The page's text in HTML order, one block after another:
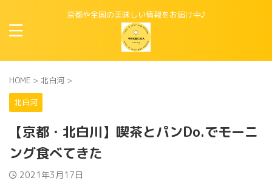
京都や全国の美味しい情報をお届け中♪
HOME > 北白河 >
北白河
【京都・北白川】喫茶とパンDo.でモーニ
ング食べてきた
2021年3月17日